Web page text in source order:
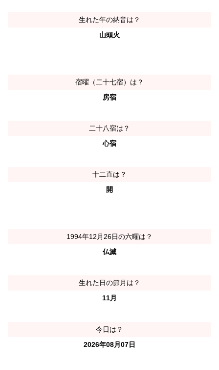
生れた年の納音は？
山頭火
宿曜（二十七宿）は？
房宿
二十八宿は？
心宿
十二直は？
開
1994年12月26日の六曜は？
仏滅
生れた日の節月は？
11月
今日は？
2026年08月07日